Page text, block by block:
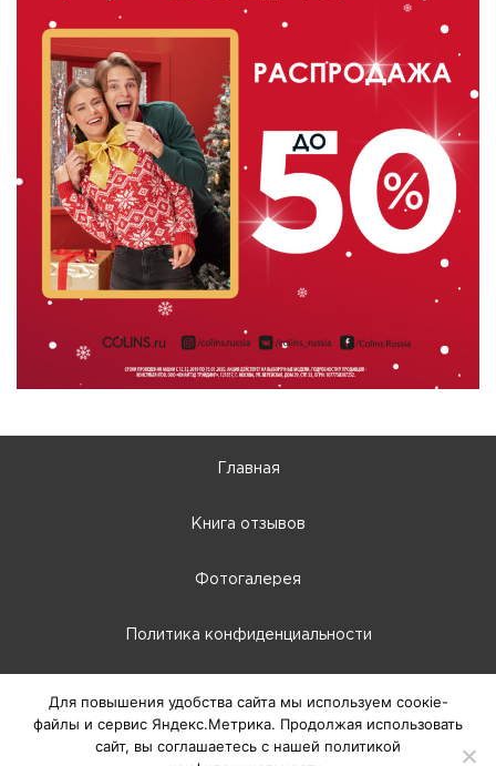
Главная
Книга отзывов
Фотогалерея
Политика конфиденциальности
г. Абакан, Крылова, 66-Б
Для повышения удобства сайта мы используем соокіе-
файлы и сервис Яндекс.Метрика. Продолжая использовать
сайт, вы соглашаетесь с нашей политикой